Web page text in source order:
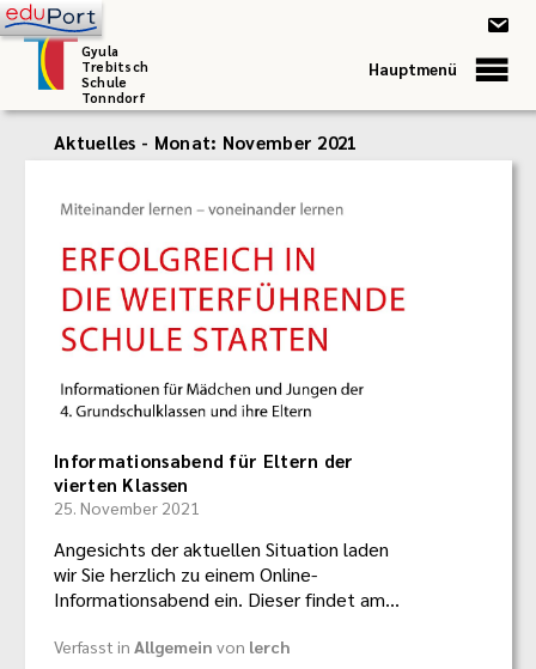
Gyula
Trebitsch
Schule
Tonndorf
Hauptmenü
Aktuelles - Monat: November 2021
Informationsabend für Eltern der
vierten Klassen
25. November 2021
Angesichts der aktuellen Situation laden
wir Sie herzlich zu einem Online-
Informationsabend ein. Dieser findet am…
Verfasst in Allgemein von lerch